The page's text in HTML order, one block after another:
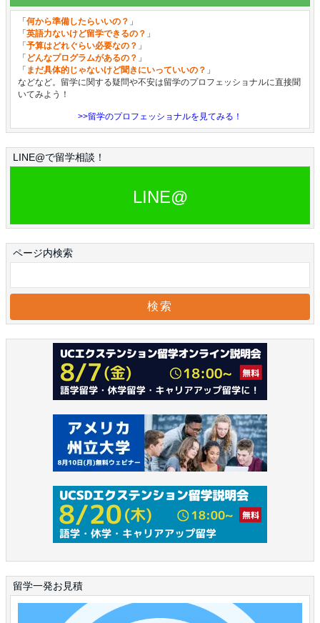
「何から準備したらいいの？ 」
「英語力ないけど留学できるの？ 」
「予算はどれぐらい必要なの？ 」
「 どんなプログラムがあるの？ 」
「 まだ具体的じゃないけど聞きにいっていいの？ 」
などなど。留学に関する疑問や不安は留学のプロフェッショナルに直接聞
いてみよう！
>>留学のプロフェッショナルを見てみる！
LINE@で留学相談！
LINE@
ページ内検索
留学一発お見積